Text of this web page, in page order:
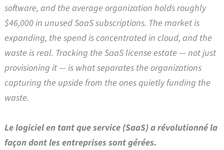
software, and the average organization holds roughly
$46,000 in unused SaaS subscriptions. The market is
expanding, the spend is concentrated in cloud, and the
waste is real. Tracking the SaaS license estate — not just
provisioning it — is what separates the organizations
capturing the upside from the ones quietly funding the
waste.
Le logiciel en tant que service (SaaS) a révolutionné la
façon dont les entreprises sont gérées.